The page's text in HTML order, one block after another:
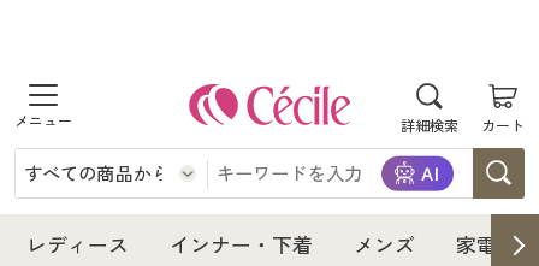
詳細検索 カート
商品を探す
レディース
インナー・下着
レディース インナー・下着 メンズ 家電・